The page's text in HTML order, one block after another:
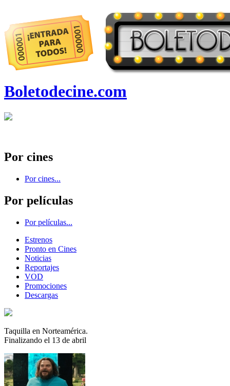
Boletodecine.com
Por cines
Por cines...
Por películas
Por películas...
Estrenos
Pronto en Cines
Noticias
Reportajes
VOD
Promociones
Descargas
Taquilla en Norteamérica.
Finalizando el 13 de abril